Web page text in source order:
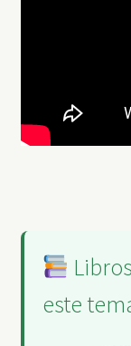
este